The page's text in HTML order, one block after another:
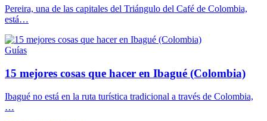
Pereira, una de las capitales del Triángulo del Café de Colombia,
está…
Guías
15 mejores cosas que hacer en Ibagué (Colombia)
Ibagué no está en la ruta turística tradicional a través de Colombia,
…